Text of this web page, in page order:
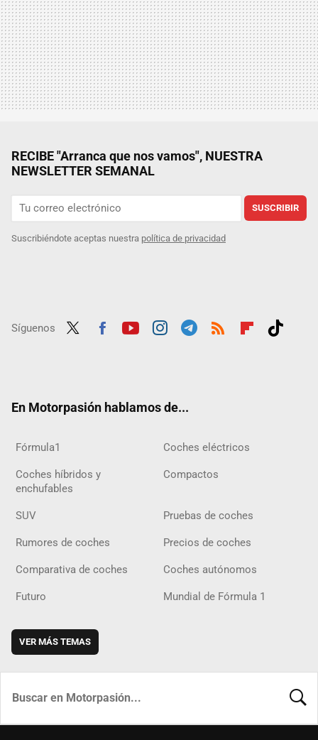
RECIBE "Arranca que nos vamos", NUESTRA
NEWSLETTER SEMANAL
SUSCRIBIR
Suscribiéndote aceptas nuestra política de privacidad
Síguenos
En Motorpasión hablamos de...
Fórmula1 Coches eléctricos
Coches híbridos y
enchufables
Compactos
SUV Pruebas de coches
Rumores de coches Precios de coches
Comparativa de coches Coches autónomos
Futuro Mundial de Fórmula 1
VER MÁS TEMAS